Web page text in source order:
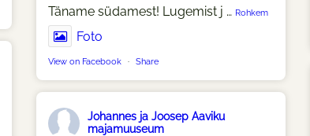
Täname südamest! Lugemist j … Rohkem
Foto
View on Facebook · Share
Johannes ja Joosep Aaviku
majamuuseum